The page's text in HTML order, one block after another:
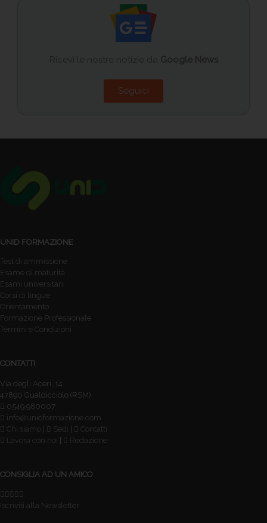
Seguici
UNID FORMAZIONE
Test di ammissione
Esame di maturità
Esami universitari
Corsi di lingue
Orientamento
Formazione Professionale
Termini e Condizioni
CONTATTI
Via degli Aceri, 14
47890 Gualdicciolo (RSM)
0549.980007
info@unidformazione.com
Chi siamo
Sedi
Contatti
Lavora con noi
Redazione
CONSIGLIA AD UN AMICO
Iscriviti alla Newsletter